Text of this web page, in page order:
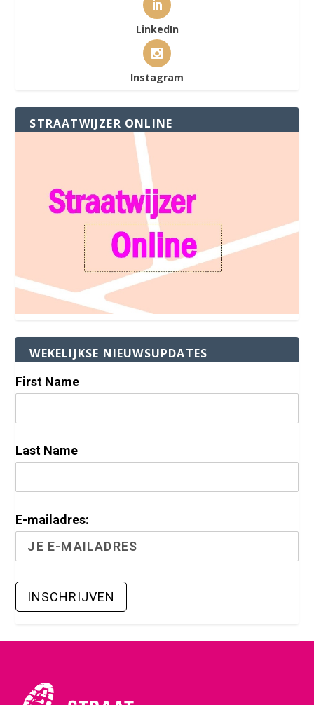
LinkedIn
Instagram
STRAATWIJZER ONLINE
WEKELIJKSE NIEUWSUPDATES
First Name
Last Name
E-mailadres: